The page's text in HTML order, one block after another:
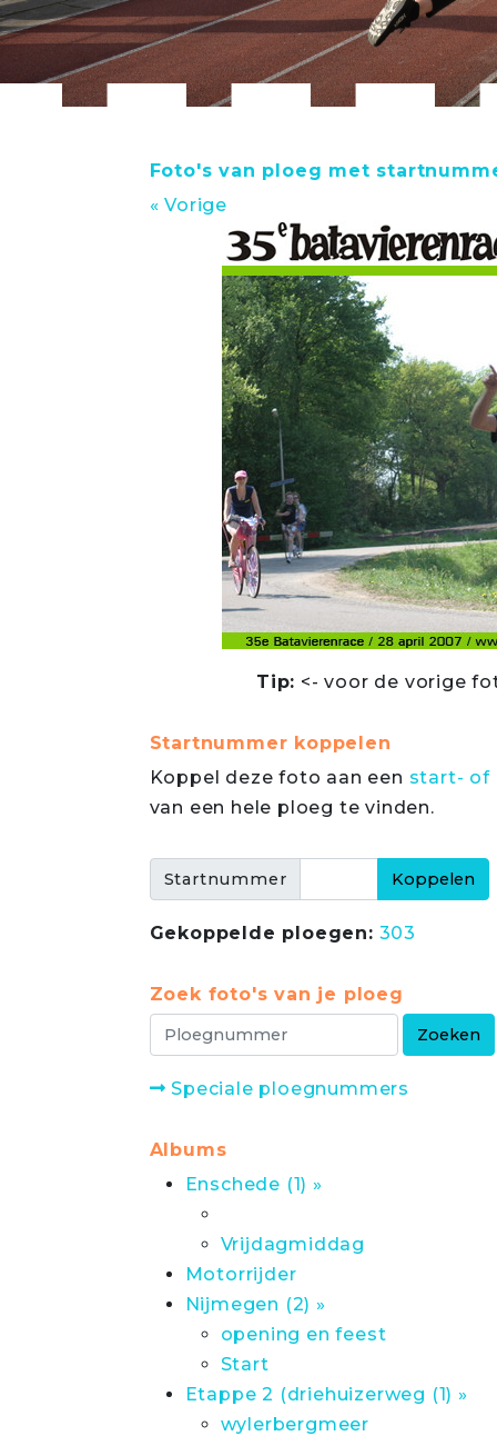
Foto's van ploeg met
« Vorige
Tip: <- voor de vorige
Startnummer koppelen
Koppel deze foto aan een start- of
van een hele ploeg te vinden.
Startnummer
Gekoppelde ploegen: 303
Zoek foto's van je ploeg
Speciale ploegnummers
Albums
Enschede (1) »
Vrijdagmiddag
Motorrijder
Nijmegen (2) »
opening en feest
Start
Etappe 2 (driehuizerweg (1) »
wylerbergmeer